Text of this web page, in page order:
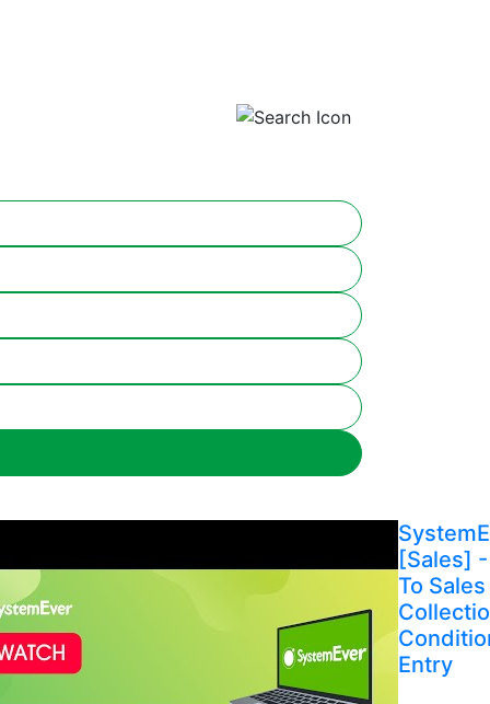
[Sales]
To Sales
Entry